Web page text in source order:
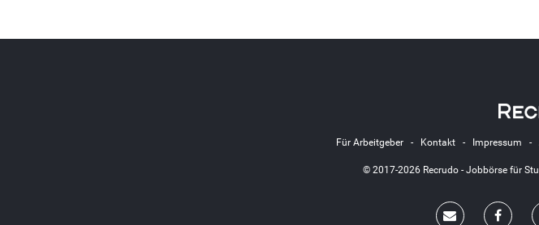
Für Arbeitgeber- Kontakt- Impressum -
© 2017-2026 Recrudo - Jobbörse für